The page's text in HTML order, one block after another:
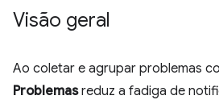
Visão geral
Ao coletar e agrupar problemas
Problemasreduz a fadiga de